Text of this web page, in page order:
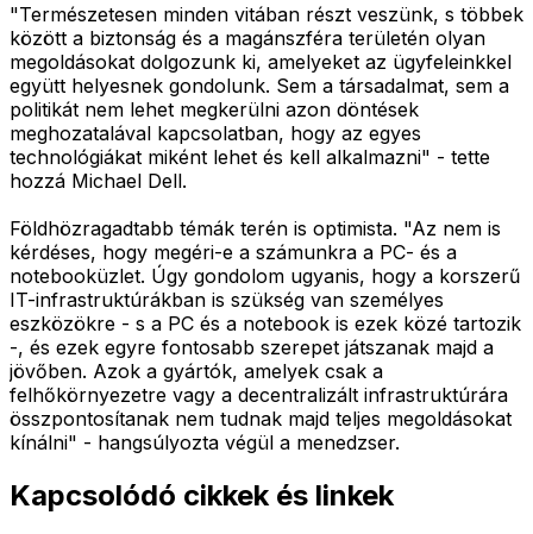
"Természetesen minden vitában részt veszünk, s többek
között a biztonság és a magánszféra területén olyan
megoldásokat dolgozunk ki, amelyeket az ügyfeleinkkel
együtt helyesnek gondolunk. Sem a társadalmat, sem a
politikát nem lehet megkerülni azon döntések
meghozatalával kapcsolatban, hogy az egyes
technológiákat miként lehet és kell alkalmazni" - tette
hozzá Michael Dell.
Földhözragadtabb témák terén is optimista. "Az nem is
kérdéses, hogy megéri-e a számunkra a PC- és a
notebooküzlet. Úgy gondolom ugyanis, hogy a korszerű
IT-infrastruktúrákban is szükség van személyes
eszközökre - s a PC és a notebook is ezek közé tartozik
-, és ezek egyre fontosabb szerepet játszanak majd a
jövőben. Azok a gyártók, amelyek csak a
felhőkörnyezetre vagy a decentralizált infrastruktúrára
összpontosítanak nem tudnak majd teljes megoldásokat
kínálni" - hangsúlyozta végül a menedzser.
Kapcsolódó cikkek és linkek